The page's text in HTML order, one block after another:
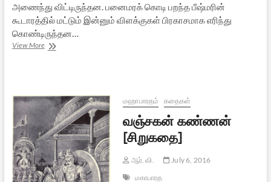
அணைந்து விட்டிருந்தன. பனைமரக் கொடி பறந்த பீஷ்மரின்
கூடாரத்தில் மட்டும் இன்னும் விளக்குகள் பிரகாசமாக எரிந்து
கொண்டிருந்தன…
View Moreகட்டாய
மஹாபாரதம் கதைகள்
வஞ்சகன் கண்ணன்
[சிறுகதை]
ஆர். வி.
July 6, 2016
மகாபாரத